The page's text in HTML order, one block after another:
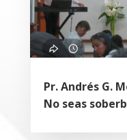
Pr. Andrés G.
No seas